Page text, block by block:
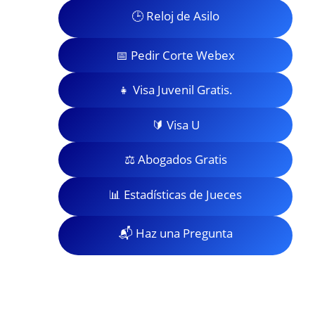
🕒 Reloj de Asilo
📅 Pedir Corte Webex
👧 Visa Juvenil Gratis.
🔰 Visa U
⚖️ Abogados Gratis
📊 Estadísticas de Jueces
📬 Haz una Pregunta